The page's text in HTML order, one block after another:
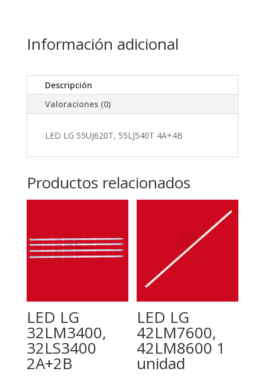
Información adicional
Descripción
Valoraciones (0)
LED LG 55UJ620T, 55LJ540T 4A+4B
Productos relacionados
LED LG
32LM3400,
32LS3400
2A+2B
LED LG
42LM7600,
42LM8600 1
unidad